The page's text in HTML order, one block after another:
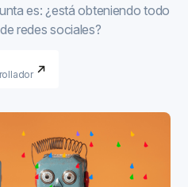
es: ¿está obteniendo todo
redes sociales?